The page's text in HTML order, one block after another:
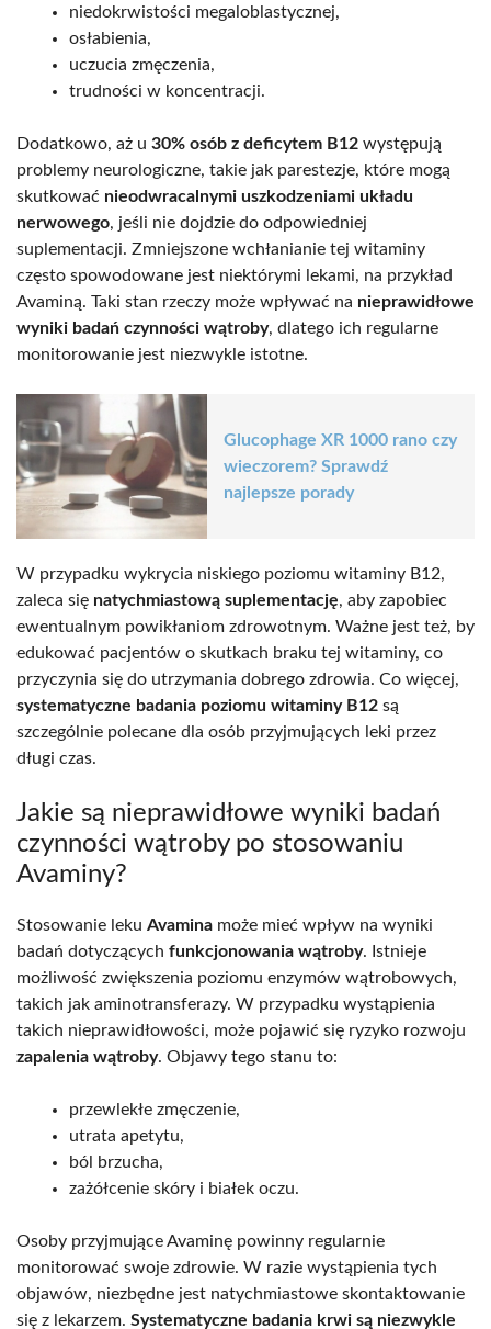
niedokrwistości megaloblastycznej,
osłabienia,
uczucia zmęczenia,
trudności w koncentracji.
Dodatkowo, aż u 30% osób z deficytem B12 występują
problemy neurologiczne, takie jak parestezje, które mogą
skutkować nieodwracalnymi uszkodzeniami układu
nerwowego, jeśli nie dojdzie do odpowiedniej
suplementacji. Zmniejszone wchłanianie tej witaminy
często spowodowane jest niektórymi lekami, na przykład
Avaminą. Taki stan rzeczy może wpływać na nieprawidłowe
wyniki badań czynności wątroby, dlatego ich regularne
monitorowanie jest niezwykle istotne.
Glucophage XR 1000 rano czy
wieczorem? Sprawdź
najlepsze porady
W przypadku wykrycia niskiego poziomu witaminy B12,
zaleca się natychmiastową suplementację, aby zapobiec
ewentualnym powikłaniom zdrowotnym. Ważne jest też, by
edukować pacjentów o skutkach braku tej witaminy, co
przyczynia się do utrzymania dobrego zdrowia. Co więcej,
systematyczne badania poziomu witaminy B12 są
szczególnie polecane dla osób przyjmujących leki przez
długi czas.
Jakie są nieprawidłowe wyniki badań
czynności wątroby po stosowaniu
Avaminy?
Stosowanie leku Avamina może mieć wpływ na wyniki
badań dotyczących funkcjonowania wątroby. Istnieje
możliwość zwiększenia poziomu enzymów wątrobowych,
takich jak aminotransferazy. W przypadku wystąpienia
takich nieprawidłowości, może pojawić się ryzyko rozwoju
zapalenia wątroby. Objawy tego stanu to:
przewlekłe zmęczenie,
utrata apetytu,
ból brzucha,
zażółcenie skóry i białek oczu.
Osoby przyjmujące Avaminę powinny regularnie
monitorować swoje zdrowie. W razie wystąpienia tych
objawów, niezbędne jest natychmiastowe skontaktowanie
się z lekarzem. Systematyczne badania krwi są niezwykle